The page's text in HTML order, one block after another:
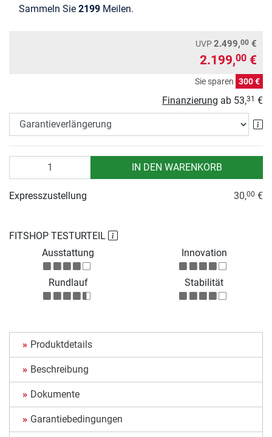
Sammeln Sie 2199 Meilen.
UVP2.499,00 €
2.199,00 €
Sie sparen 300 €
Finanzierung ab 53,31 €
IN DEN WARENKORB
FITSHOP TESTURTEIL
Ausstattung
Innovation
Rundlauf Stabilität
Expresszustellung 30,00 €
Produktdetails
Beschreibung
Dokumente
Garantiebedingungen